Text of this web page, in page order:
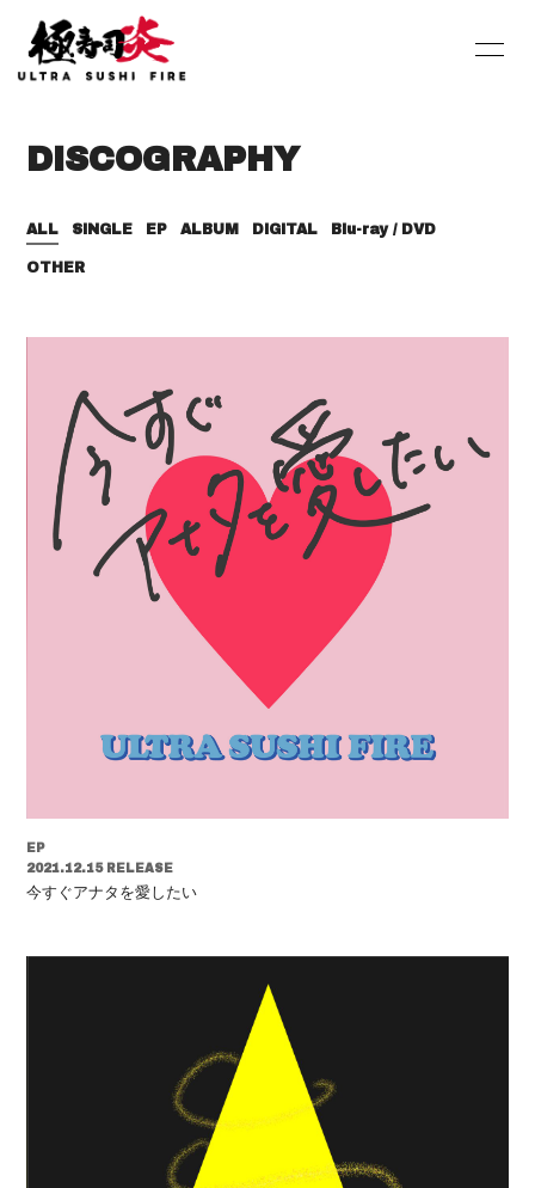
SCHEDULE PROFILE
DISCOGRAPHY Youtube
MOVIE PHOTO
Contact
会員登録 ログイン
DISCOGRAPHY
ALL SINGLE EP ALBUM DIGITAL Blu-ray / DVD
OTHER
EP
2021.12.15 RELEASE
今すぐアナタを愛したい